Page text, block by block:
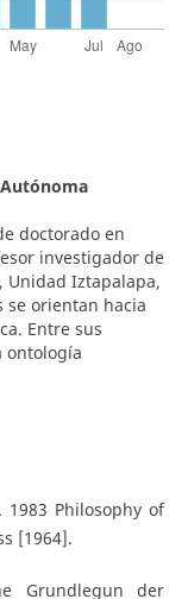
doctorado en
investigador de
Unidad Iztapalapa,
se orientan hacia
Entre sus
ontología
1983 Philosophy of
[1964].
Grundlegun der